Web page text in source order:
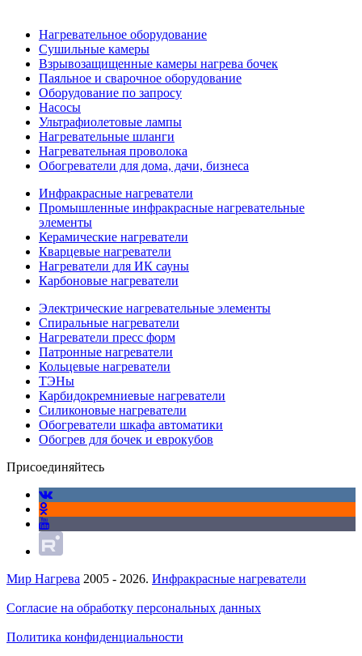
Нагревательное оборудование
Сушильные камеры
Взрывозащищенные камеры нагрева бочек
Паяльное и сварочное оборудование
Оборудование по запросу
Насосы
Ультрафиолетовые лампы
Нагревательные шланги
Нагревательная проволока
Обогреватели для дома, дачи, бизнеса
Инфракрасные нагреватели
Промышленные инфракрасные нагревательные
элементы
Керамические нагреватели
Кварцевые нагреватели
Нагреватели для ИК сауны
Карбоновые нагреватели
Электрические нагревательные элементы
Спиральные нагреватели
Нагреватели пресс форм
Патронные нагреватели
Кольцевые нагреватели
ТЭНы
Карбидокремниевые нагреватели
Силиконовые нагреватели
Обогреватели шкафа автоматики
Обогрев для бочек и еврокубов
Присоединяйтесь
Мир Нагрева 2005 - 2026. Инфракрасные нагреватели
Согласие на обработку персональных данных
Политика конфиденциальности